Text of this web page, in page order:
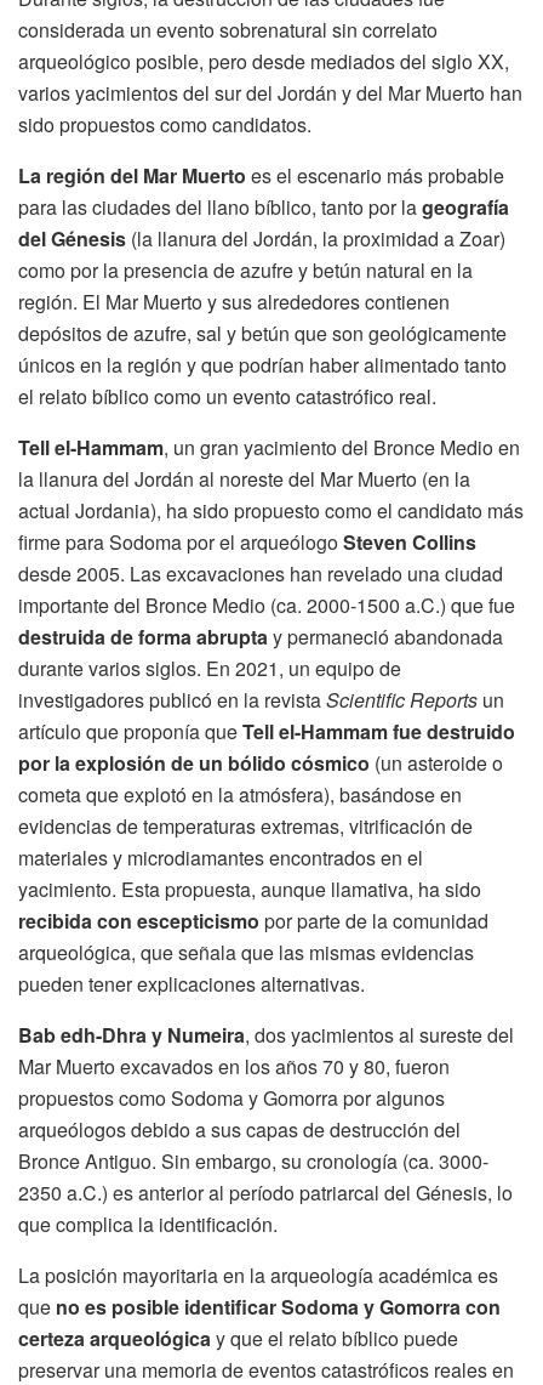
considerada un evento sobrenatural sin correlato
arqueológico posible, pero desde mediados del siglo XX,
varios yacimientos del sur del Jordán y del Mar Muerto han
sido propuestos como candidatos.
La región del Mar Muerto es el escenario más probable
para las ciudades del llano bíblico, tanto por lageografía
del Génesis (la llanura del Jordán, la proximidad a Zoar)
como por la presencia de azufre y betún natural en la
región. El Mar Muerto y sus alrededores contienen
depósitos de azufre, sal y betún que son geológicamente
únicos en la región y que podrían haber alimentado tanto
el relato bíblico como un evento catastrófico real.
Tell el-Hammam, un gran yacimiento del Bronce Medio en
la llanura del Jordán al noreste del Mar Muerto (en la
actual Jordania), ha sido propuesto como el candidato más
firme para Sodoma por el arqueólogoSteven Collins
desde 2005. Las excavaciones han revelado una ciudad
importante del Bronce Medio (ca. 2000-1500 a.C.) que fue
destruida de forma abrupta y permaneció abandonada
durante varios siglos. En 2021, un equipo de
investigadores publicó en la revistaScientific Reports un
artículo que proponía queTell el-Hammam fue destruido
por la explosión de un bólido cósmico (un asteroide o
cometa que explotó en la atmósfera), basándose en
evidencias de temperaturas extremas, vitrificación de
materiales y microdiamantes encontrados en el
yacimiento. Esta propuesta, aunque llamativa, ha sido
recibida con escepticismo por parte de la comunidad
arqueológica, que señala que las mismas evidencias
pueden tener explicaciones alternativas.
Bab edh-Dhra y Numeira, dos yacimientos al sureste del
Mar Muerto excavados en los años 70 y 80, fueron
propuestos como Sodoma y Gomorra por algunos
arqueólogos debido a sus capas de destrucción del
Bronce Antiguo. Sin embargo, su cronología (ca. 3000-
2350 a.C.) es anterior al período patriarcal del Génesis, lo
que complica la identificación.
La posición mayoritaria en la arqueología académica es
que no es posible identificar Sodoma y Gomorra con
certeza arqueológica y que el relato bíblico puede
preservar una memoria de eventos catastróficos reales en